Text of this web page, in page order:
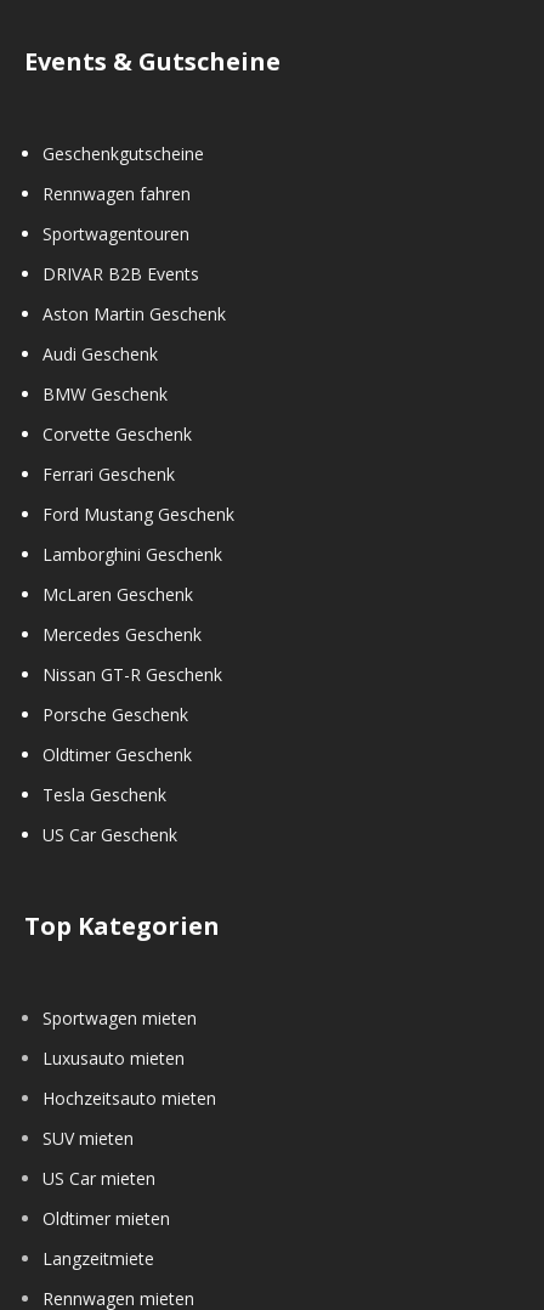
Events & Gutscheine
Geschenkgutscheine
Rennwagen fahren
Sportwagentouren
DRIVAR B2B Events
Aston Martin Geschenk
Audi Geschenk
BMW Geschenk
Corvette Geschenk
Ferrari Geschenk
Ford Mustang Geschenk
Lamborghini Geschenk
McLaren Geschenk
Mercedes Geschenk
Nissan GT-R Geschenk
Porsche Geschenk
Oldtimer Geschenk
Tesla Geschenk
US Car Geschenk
Top Kategorien
Sportwagen mieten
Luxusauto mieten
Hochzeitsauto mieten
SUV mieten
US Car mieten
Oldtimer mieten
Langzeitmiete
Rennwagen mieten